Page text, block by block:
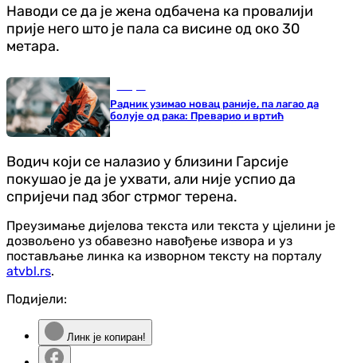
Наводи се да је жена одбачена ка провалији
прије него што је пала са висине од око 30
метара.
Радник узимао новац раније, па лагао да
болује од рака: Преварио и вртић
Водич који се налазио у близини Гарсије
покушао је да је ухвати, али није успио да
спријечи пад због стрмог терена.
Преузимање дијелова текста или текста у цјелини је
дозвољено уз обавезно навођење извора и уз
постављање линка ка изворном тексту на порталу
atvbl.rs.
Подијели:
Линк је копиран!